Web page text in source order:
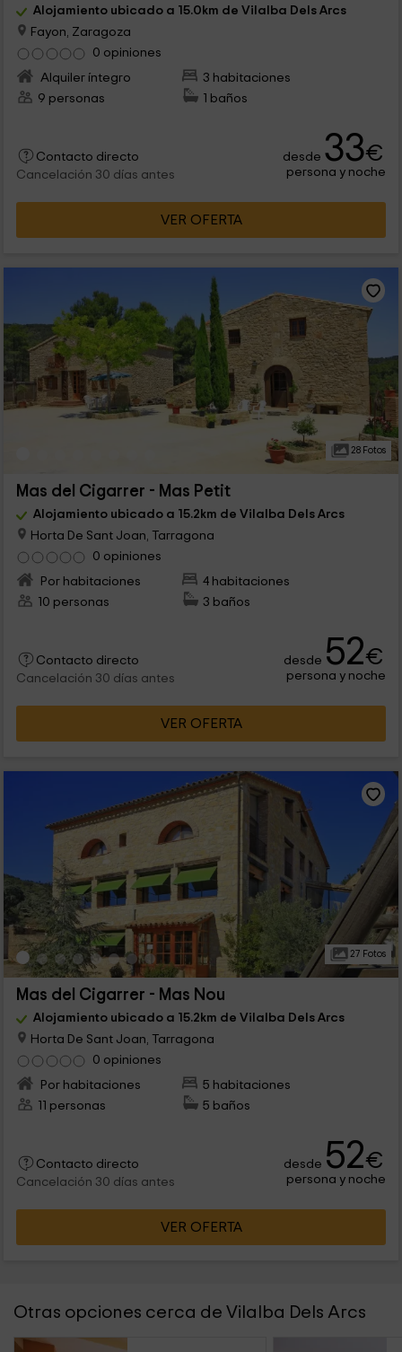
Alojamiento ubicado a 15.0km de Vilalba Dels Arcs
Fayon, Zaragoza
0 opiniones
Alquiler íntegro
3 habitaciones
9 personas
1 baños
Contacto directo
Cancelación 30 días antes
desde 33€
persona y noche
VER OFERTA
28 Fotos
Mas del Cigarrer - Mas Petit
Alojamiento ubicado a 15.2km de Vilalba Dels Arcs
Horta De Sant Joan, Tarragona
0 opiniones
Por habitaciones
4 habitaciones
10 personas
3 baños
Contacto directo
Cancelación 30 días antes
desde 52€
persona y noche
VER OFERTA
27 Fotos
Mas del Cigarrer - Mas Nou
Alojamiento ubicado a 15.2km de Vilalba Dels Arcs
Horta De Sant Joan, Tarragona
0 opiniones
Por habitaciones
5 habitaciones
11 personas
5 baños
Contacto directo
Cancelación 30 días antes
desde 52€
persona y noche
VER OFERTA
Otras opciones cerca de Vilalba Dels Arcs